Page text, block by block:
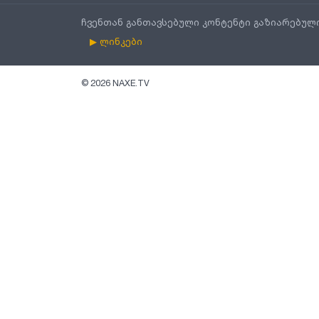
ჩვენთან განთავსებული კონტენტი
▶ ლინკები
© 2026 NAXE.TV